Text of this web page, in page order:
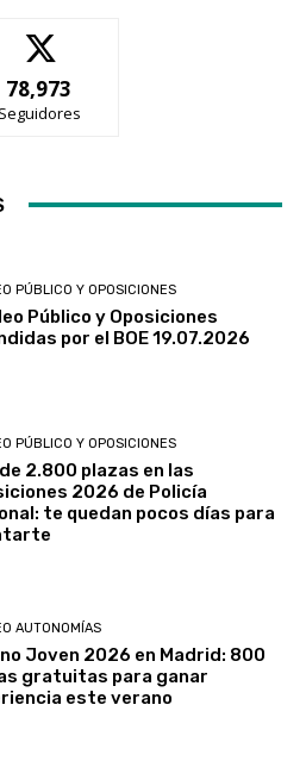
78,973
Seguidores
PÚBLICO Y OPOSICIONES
Público y Oposiciones
por el BOE 19.07.2026
PÚBLICO Y OPOSICIONES
2.800 plazas en las
2026 de Policía
te quedan pocos días para
AUTONOMÍAS
Joven 2026 en Madrid: 800
gratuitas para ganar
este verano